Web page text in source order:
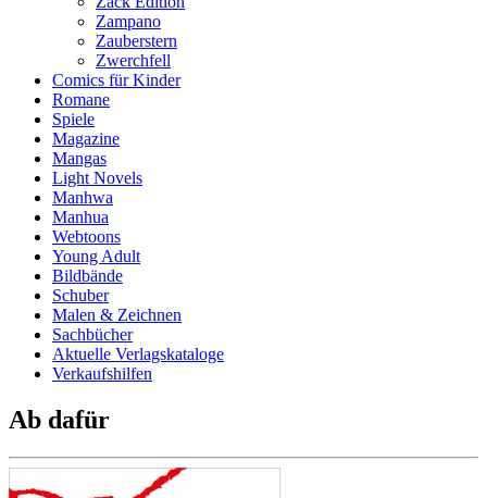
Zampano
Zauberstern
Zwerchfell
Comics für Kinder
Romane
Spiele
Magazine
Mangas
Light Novels
Manhwa
Manhua
Webtoons
Young Adult
Bildbände
Schuber
Malen & Zeichnen
Sachbücher
Aktuelle Verlagskataloge
Verkaufshilfen
Ab dafür